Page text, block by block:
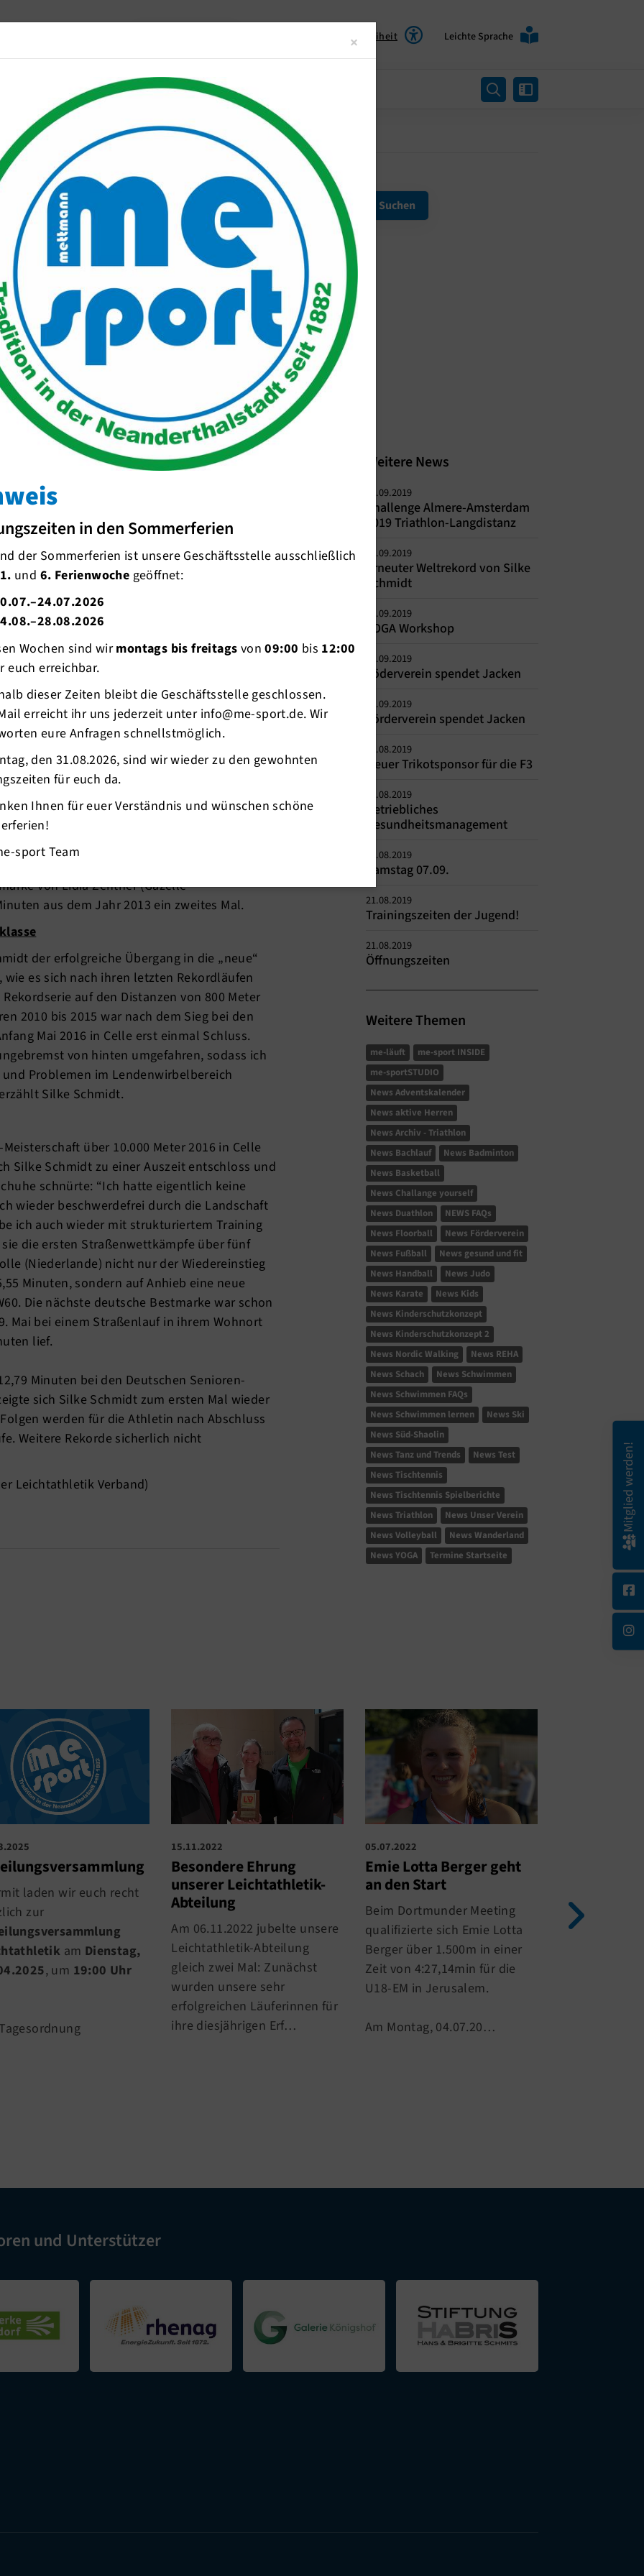
Barrierefreiheit Leichte Sprache
Unser Verein Mitgliederservice
Schmidt meldet sich mit Weltrekorden zurück
sich mit
Schmidt auch international in die
nach ihrem 60. Geburtstag
den Weltrekord über 3.000 Meter.
und Langstrecklerin stellte zunächst am 9.
Minuten einen neuen Weltrekord über
Wochen Bestand hatte. Schon am 22.
sport) ihre eigene Rekordmarke in
fast 15 Sekunden auf 10:28,94 Minuten und
von Lidia Zentner (Gazelle
aus dem Jahr 2013 ein zweites Mal.
der erfolgreiche Übergang in die „neue“
es sich nach ihren letzten Rekordläufen
auf den Distanzen von 800 Meter
2010 bis 2015 war nach dem Sieg bei den
Mai 2016 in Celle erst einmal Schluss.
von hinten umgefahren, sodass ich
Problemen im Lendenwirbelbereich
Silke Schmidt.
über 10.000 Meter 2016 in Celle
Silke Schmidt zu einer Auszeit entschloss und
schnürte: “Ich hatte eigentlich keine
wieder beschwerdefrei durch die Landschaft
ich auch wieder mit strukturiertem Training
die ersten Straßenwettkämpfe über fünf
(Niederlande) nicht nur der Wiedereinstieg
Minuten, sondern auf Anhieb eine neue
Die nächste deutsche Bestmarke war schon
Mai bei einem Straßenlauf in ihrem Wohnort
lief.
Minuten bei den Deutschen Senioren-
sich Silke Schmidt zum ersten Mal wieder
werden für die Athletin nach Abschluss
Weitere Rekorde sicherlich nicht
Leichtathletik Verband)
Weitere News
17.09.2019
Challenge Almere-Amsterdam
2019 Triathlon-Langdistanz
04.09.2019
Erneuter Weltrekord von Silke
Schmidt
03.09.2019
YOGA Workshop
02.09.2019
Föderverein spendet Jacken
02.09.2019
Förderverein spendet Jacken
29.08.2019
Neuer Trikotsponsor für die F3
27.08.2019
Betriebliches
Gesundheitsmanagement
27.08.2019
Samstag 07.09.
21.08.2019
Trainingszeiten der Jugend!
21.08.2019
Öffnungszeiten
Weitere Themen
me-läuft
me-sport INSIDE
me-sportSTUDIO
News Adventskalender
News aktive Herren
News Archiv - Triathlon
News Bachlauf
News Badminton
News Basketball
News Challange yourself
News Duathlon
NEWS FAQs
News Floorball
News Förderverein
News Fußball
News gesund und fit
News Handball
News Judo
News Karate
News Kids
News Kinderschutzkonzept
News Kinderschutzkonzept 2
News Nordic Walking
News REHA
News Schach
News Schwimmen
News Schwimmen FAQs
News Schwimmen lernen
News Ski
News Süd-Shaolin
News Tanz und Trends
News Test
News Tischtennis
News Tischtennis Spielberichte
News Triathlon
News Unser Verein
News Volleyball
News Wanderland
News YOGA
Termine Startseite
laden wir euch recht
zur
am Dienstag,
, um 19:00 Uhr
15.11.2022
Besondere Ehrung
unserer Leichtathletik-
Abteilung
Am 06.11.2022 jubelte unsere
Leichtathletik-Abteilung
gleich zwei Mal: Zunächst
wurden unsere sehr
erfolgreichen Läuferinnen für
ihre diesjährigen Erf…
05.07.2022
Emie Lotta Berger geht
an den Start
Beim Dortmunder Meeting
qualifizierte sich Emie Lotta
Berger über 1.500m in einer
Zeit von 4:27,14min für die
U18-EM in Jerusalem.
Am Montag, 04.07.20…
für me-
Am
und Unterstützer
Mitglied werden!
× Close
in den Sommerferien
der Sommerferien ist unsere Geschäftsstelle ausschließlich
und 6. Ferienwoche geöffnet:
Wochen sind wirmontags bis freitags von09:00 bis 12:00
euch erreichbar.
dieser Zeiten bleibt die Geschäftsstelle geschlossen.
erreicht ihr uns jederzeit unter info@me-sport.de. Wir
eure Anfragen schnellstmöglich.
den 31.08.2026, sind wir wieder zu den gewohnten
für euch da.
Ihnen für euer Verständnis und wünschen schöne
sport Team